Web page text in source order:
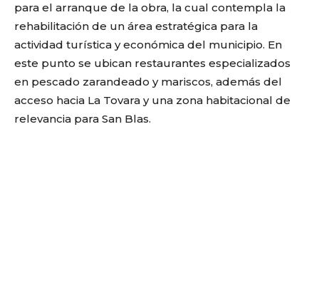
para el arranque de la obra, la cual contempla la
rehabilitación de un área estratégica para la
actividad turística y económica del municipio. En
este punto se ubican restaurantes especializados
en pescado zarandeado y mariscos, además del
acceso hacia La Tovara y una zona habitacional de
relevancia para San Blas.